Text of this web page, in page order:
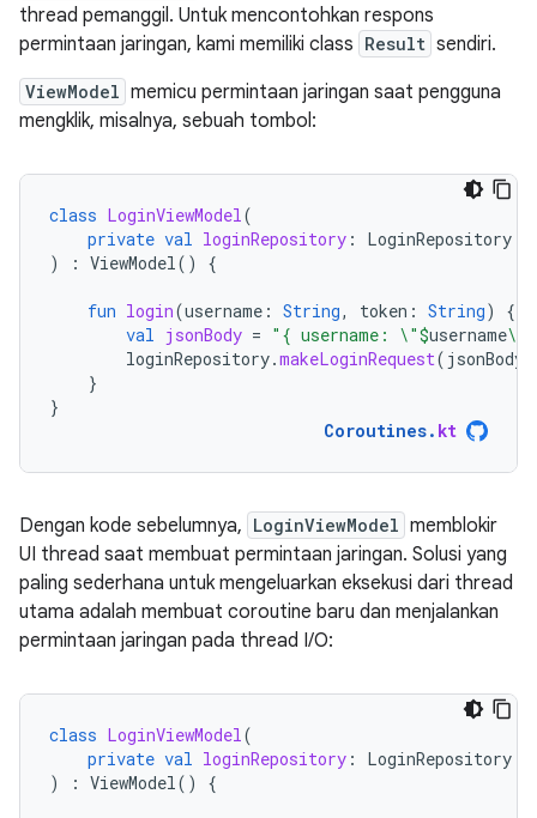
thread pemanggil. Untuk mencontohkan respons
permintaan jaringan, kami memiliki class Result sendiri.
ViewModel memicu permintaan jaringan saat pengguna
mengklik, misalnya, sebuah tombol:
class LoginViewModel(
private val loginRepository :
LoginRepository
)
: ViewModel() {
fun login(username : String, token : String)
{
val jsonBody = "{ username: \"$username\",
loginRepository.makeLoginRequest( jsonBody
}
}
Coroutines. kt
Dengan kode sebelumnya, LoginViewModel memblokir
UI thread saat membuat permintaan jaringan. Solusi yang
paling sederhana untuk mengeluarkan eksekusi dari thread
utama adalah membuat coroutine baru dan menjalankan
permintaan jaringan pada thread I/O:
class LoginViewModel(
private val loginRepository :
LoginRepository
)
: ViewModel() {